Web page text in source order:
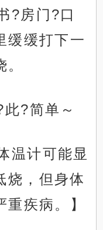
?房门?口
缓缓打下一
?简单～
温计可能显
烧，但身体
疾病。】